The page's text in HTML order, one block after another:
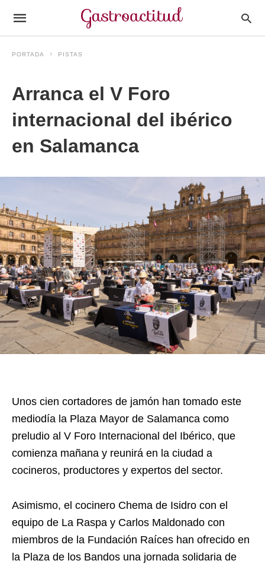
PORTADA PISTAS
Arranca el V Foro
internacional del ibérico
en Salamanca
Unos cien cortadores de jamón han tomado este
mediodía la Plaza Mayor de Salamanca como
preludio al V Foro Internacional del Ibérico, que
comienza mañana y reunirá en la ciudad a
cocineros, productores y expertos del sector.
Asimismo, el cocinero Chema de Isidro con el
equipo de La Raspa y Carlos Maldonado con
miembros de la Fundación Raíces han ofrecido en
la Plaza de los Bandos una jornada solidaria de